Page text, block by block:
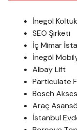
İnegöl Koltuk
SEO Şirketi
İç Mimar
İnegöl
Albay Lift
Particulate
Bosch
Araç
İstanbul